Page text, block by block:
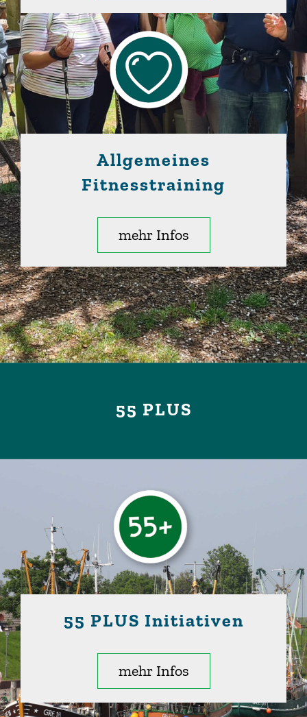
Allgemeines
Fitnesstraining
mehr Infos
55 PLUS
55 PLUS Initiativen
mehr Infos